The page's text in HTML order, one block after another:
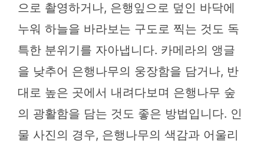
으로 촬영하거나, 은행잎으로 덮인 바닥에
누워 하늘을 바라보는 구도로 찍는 것도 독
특한 분위기를 자아냅니다. 카메라의 앵글
을 낮추어 은행나무의 웅장함을 담거나, 반
대로 높은 곳에서 내려다보며 은행나무 숲
의 광활함을 담는 것도 좋은 방법입니다. 인
물 사진의 경우, 은행나무의 색감과 어울리